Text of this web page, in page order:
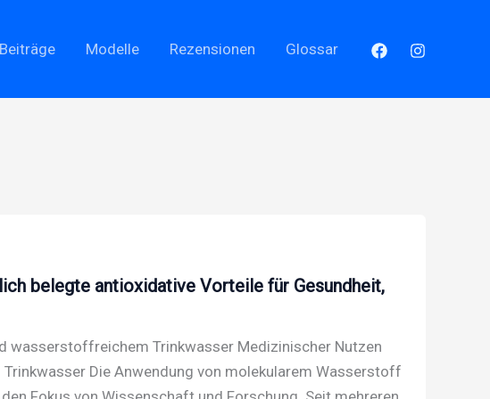
Beiträge Modelle Rezensionen Glossar
belegte antioxidative Vorteile für Gesundheit,
wasserstoffreichem Trinkwasser Medizinischer Nutzen
Die Anwendung von molekularem Wasserstoff